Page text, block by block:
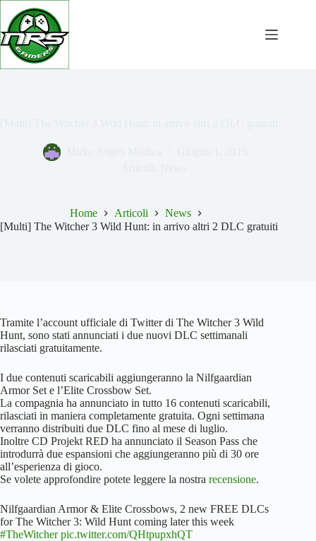
Salta
contenuto
Home Articoli
News
[Multi] The Witcher 3 Wild Hunt: in arrivo altri 2 DLC gratuiti
Tramite l’account ufficiale di Twitter di The Witcher 3 Wild
Hunt, sono stati annunciati i due nuovi DLC settimanali
rilasciati gratuitamente.
I due contenuti scaricabili aggiungeranno la Nilfgaardian
Armor Set e l’Elite Crossbow Set.
La compagnia ha annunciato in tutto 16 contenuti scaricabili,
rilasciati in maniera completamente gratuita. Ogni settimana
verranno distribuiti due DLC fino al mese di luglio.
Inoltre CD Projekt RED ha annunciato il Season Pass che
introdurrà due espansioni che aggiungeranno più di 30 ore
all’esperienza di gioco.
Se volete approfondire potete leggere la nostra recensione.
Nilfgaardian Armor & Elite Crossbows, 2 new FREE DLCs
for The Witcher 3: Wild Hunt coming later this week
#TheWitcher pic.twitter.com/QHtpupxhQT